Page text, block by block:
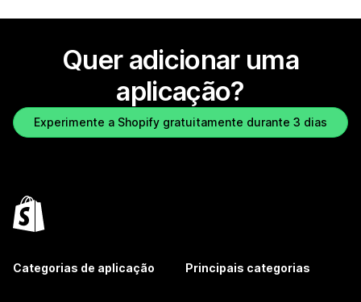
Quer adicionar uma
aplicação?
Experimente a Shopify gratuitamente durante 3 dias
Categorias de aplicação Principais categorias